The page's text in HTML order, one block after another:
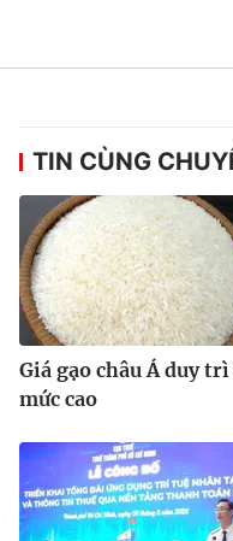
TIN CÙNG
Giá gạo châu Á duy trì
mức cao